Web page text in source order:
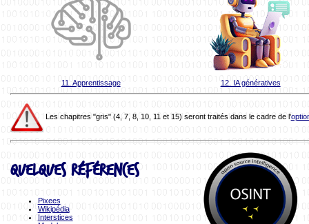
11. Apprentissage 12. IA génératives
Les chapitres "gris" (4, 7, 8, 10, 11 et 15) seront traités dans le cadre de l'
Quelques références
Pixees
Wikipédia
Interstices